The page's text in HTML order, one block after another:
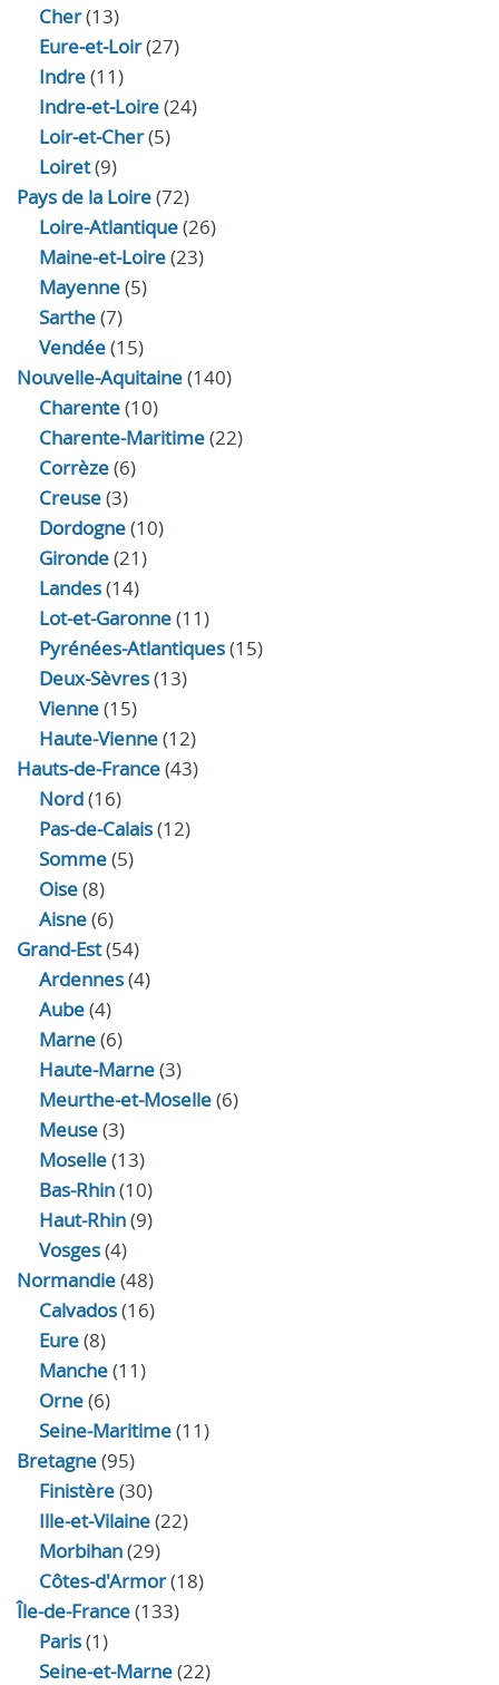
Cher(13)
Eure‑et‑Loir(27)
Indre(11)
Indre‑et‑Loire(24)
Loir‑et‑Cher(5)
Loiret(9)
Pays de la Loire(72)
Loire-Atlantique(26)
Maine-et-Loire(23)
Mayenne(5)
Sarthe(7)
Vendée(15)
Nouvelle-Aquitaine(140)
Charente(10)
Charente-Maritime(22)
Corrèze(6)
Creuse(3)
Dordogne(10)
Gironde(21)
Landes(14)
Lot-et-Garonne(11)
Pyrénées-Atlantiques(15)
Deux-Sèvres(13)
Vienne(15)
Haute-Vienne(12)
Hauts-de-France(43)
Nord(16)
Pas-de-Calais(12)
Somme(5)
Oise(8)
Aisne(6)
Grand-Est(54)
Ardennes(4)
Aube(4)
Marne(6)
Haute-Marne(3)
Meurthe-et-Moselle(6)
Meuse(3)
Moselle(13)
Bas-Rhin(10)
Haut-Rhin(9)
Vosges(4)
Normandie(48)
Calvados(16)
Eure(8)
Manche(11)
Orne(6)
Seine-Maritime(11)
Bretagne(95)
Finistère(30)
Ille-et-Vilaine(22)
Morbihan(29)
Côtes-d'Armor(18)
Île-de-France(133)
Paris(1)
Seine-et-Marne(22)